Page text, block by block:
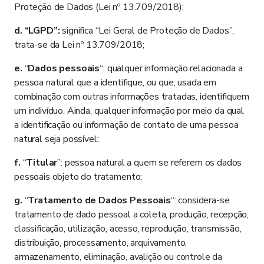
Proteção de Dados (Lei nº 13.709/2018);
d. “LGPD”:significa “Lei Geral de Proteção de Dados”,
trata-se da Lei nº 13.709/2018;
e. “Dados pessoais“: qualquer informação relacionada a
pessoa natural que a identifique, ou que, usada em
combinação com outras informações tratadas, identifiquem
um indivíduo. Ainda, qualquer informação por meio da qual
a identificação ou informação de contato de uma pessoa
natural seja possível;
f. “Titular”: pessoa natural a quem se referem os dados
pessoais objeto do tratamento;
g. “Tratamento de Dados Pessoais“: considera-se
tratamento de dado pessoal a coleta, produção, recepção,
classificação, utilização, acesso, reprodução, transmissão,
distribuição, processamento, arquivamento,
armazenamento, eliminação, avalição ou controle da